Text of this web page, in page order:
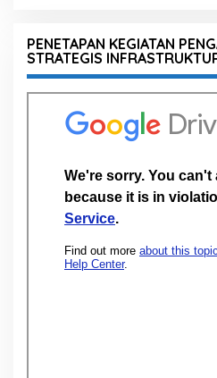
PENETAPAN KEGIATAN
STRATEGIS